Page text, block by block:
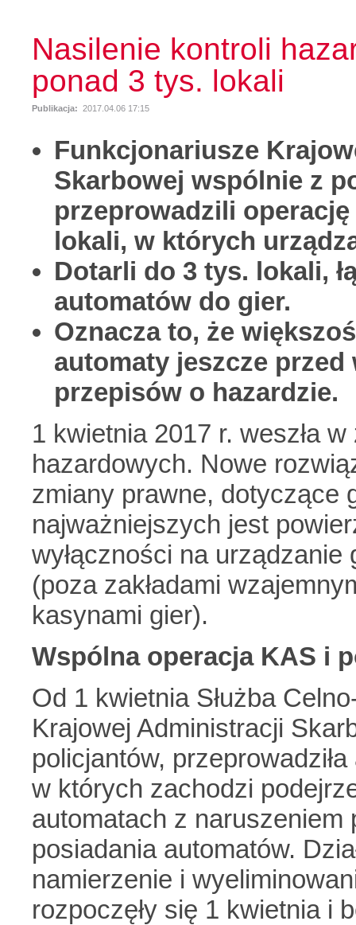
Nasilenie kontroli
ponad 3 tys. lokali
Publikacja: 2017.04.06 17:15
Funkcjonariusze
Skarbowej wspólnie z
przeprowadzili
lokali, w których
Dotarli do 3 tys. lokali,
automatów do gier.
Oznacza to, że
automaty jeszcze
przepisów o hazardzie.
1 kwietnia 2017 r. weszła
hazardowych. Nowe
zmiany prawne, dotyczące
najważniejszych jest
wyłączności na
(poza zakładami
kasynami gier).
Wspólna operacja KAS i
Od 1 kwietnia Służba
Krajowej Administracji
policjantów,
w których zachodzi
automatach z
posiadania automatów.
namierzenie i
rozpoczęły się 1 kwietnia i